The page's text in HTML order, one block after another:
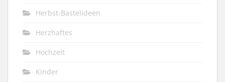
Herbst-Bastelideen
Herzhaftes
Hochzeit
Kinder